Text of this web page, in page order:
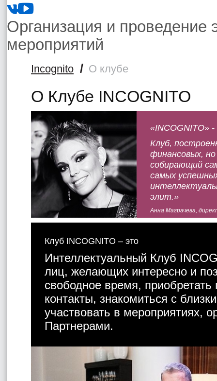
Организация и проведение
мероприятий
Incognito / О клубе
О Клубе INCOGNITO
«INCOGNITO»
Клуб,
финансовых,
собирающий
самых
элит.»
Анна Маграчева,
Клуб INCOGNITO – это
Интеллектуальный Клуб
лиц, желающих интересно и
свободное время,
контакты, знакомиться с
участвовать в мероприятиях,
Партнерами.